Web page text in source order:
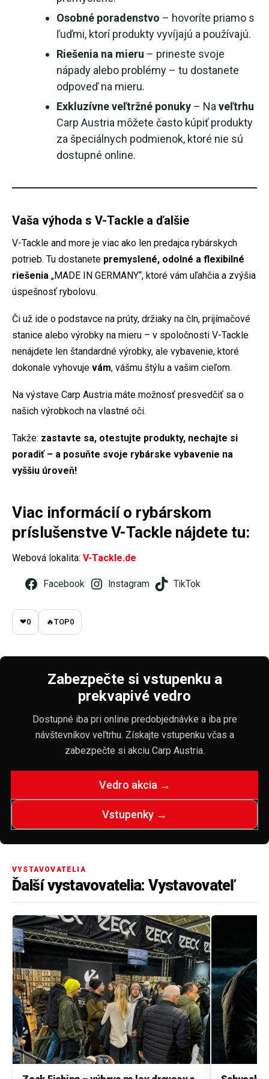
Osobné poradenstvo – hovoríte priamo s
ľuďmi, ktorí produkty vyvíjajú a používajú.
Riešenia na mieru – prineste svoje
nápady alebo problémy – tu dostanete
odpoveď na mieru.
Exkluzívne veľtržné ponuky – Na veľtrhu
Carp Austria môžete často kúpiť produkty
za špeciálnych podmienok, ktoré nie sú
dostupné online.
Vaša výhoda s V-Tackle a ďalšie
V-Tackle and more je viac ako len predajca rybárskych
potrieb. Tu dostanete premyslené, odolné a flexibilné
riešenia „MADE IN GERMANY“, ktoré vám uľahčia a zvýšia
úspešnosť rybolovu.
Či už ide o podstavce na prúty, držiaky na čln, prijímačové
stanice alebo výrobky na mieru – v spoločnosti V-Tackle
nenájdete len štandardné výrobky, ale vybavenie, ktoré
dokonale vyhovuje vám, vášmu štýlu a vašim cieľom.
Na výstave Carp Austria máte možnosť presvedčiť sa o
našich výrobkoch na vlastné oči.
Takže: zastavte sa, otestujte produkty, nechajte si
poradiť – a posuňte svoje rybárske vybavenie na
vyššiu úroveň!
Viac informácií o rybárskom
príslušenstve V-Tackle nájdete tu:
Webová lokalita: V-Tackle.de
Facebook Instagram TikTok
❤0 🔥TOP0
Zabezpečte si vstupenku a
prekvapivé vedro
Dostupné iba pri online predobjednávke a iba pre
návštevníkov veľtrhu. Získajte vstupenku včas a
zabezpečte si akciu Carp Austria.
Vedro akcia →
Vstupenky →
VYSTAVOVATELIA
Ďalší vystavovatelia: Vystavovateľ